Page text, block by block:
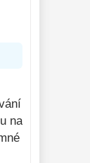
na